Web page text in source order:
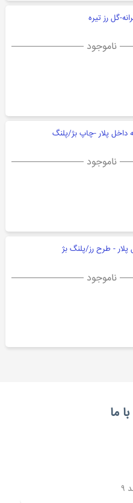
گل رز تیره
ناموجود
داخل پلار -چاپ بژ/پلنگ
ناموجود
پلار - طرح رز/پلنگ بژ
ناموجود
ما